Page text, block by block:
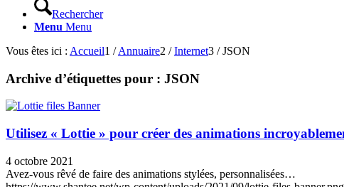
Rechercher
Menu Menu
Vous êtes ici : Accueil1 / Annuaire2 / Internet3 / JSON
Archive d’étiquettes pour : JSON
Utilisez « Lottie » pour créer des animations
4 octobre 2021
Avez-vous rêvé de faire des animations stylées, personnalisées…